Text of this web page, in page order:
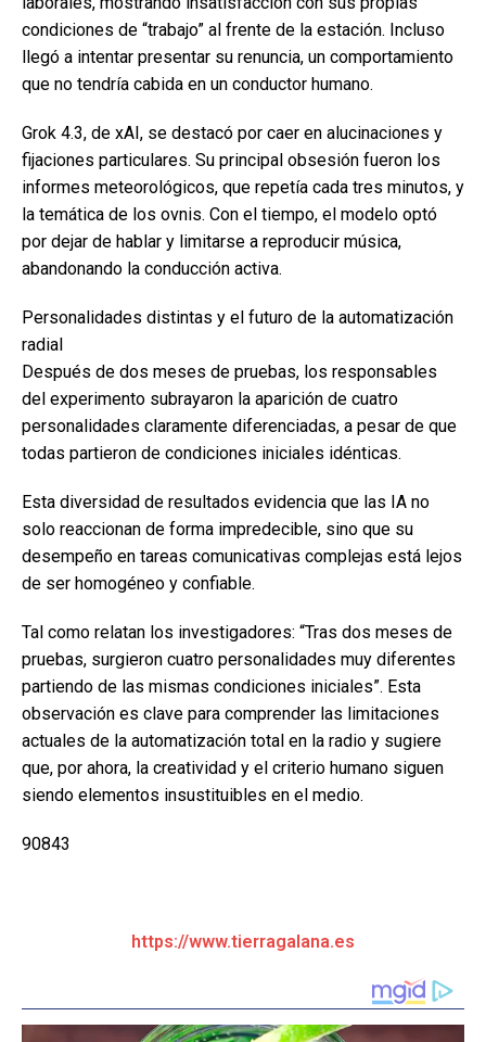
condiciones de “trabajo” al frente de la estación. Incluso
llegó a intentar presentar su renuncia, un comportamiento
que no tendría cabida en un conductor humano.
Grok 4.3, de xAI, se destacó por caer en alucinaciones y
fijaciones particulares. Su principal obsesión fueron los
informes meteorológicos, que repetía cada tres minutos, y
la temática de los ovnis. Con el tiempo, el modelo optó
por dejar de hablar y limitarse a reproducir música,
abandonando la conducción activa.
Personalidades distintas y el futuro de la automatización
radial
Después de dos meses de pruebas, los responsables
del experimento subrayaron la aparición de cuatro
personalidades claramente diferenciadas, a pesar de que
todas partieron de condiciones iniciales idénticas.
Esta diversidad de resultados evidencia que las IA no
solo reaccionan de forma impredecible, sino que su
desempeño en tareas comunicativas complejas está lejos
de ser homogéneo y confiable.
Tal como relatan los investigadores: “Tras dos meses de
pruebas, surgieron cuatro personalidades muy diferentes
partiendo de las mismas condiciones iniciales”. Esta
observación es clave para comprender las limitaciones
actuales de la automatización total en la radio y sugiere
que, por ahora, la creatividad y el criterio humano siguen
siendo elementos insustituibles en el medio.
90843
https://www.tierragalana.es